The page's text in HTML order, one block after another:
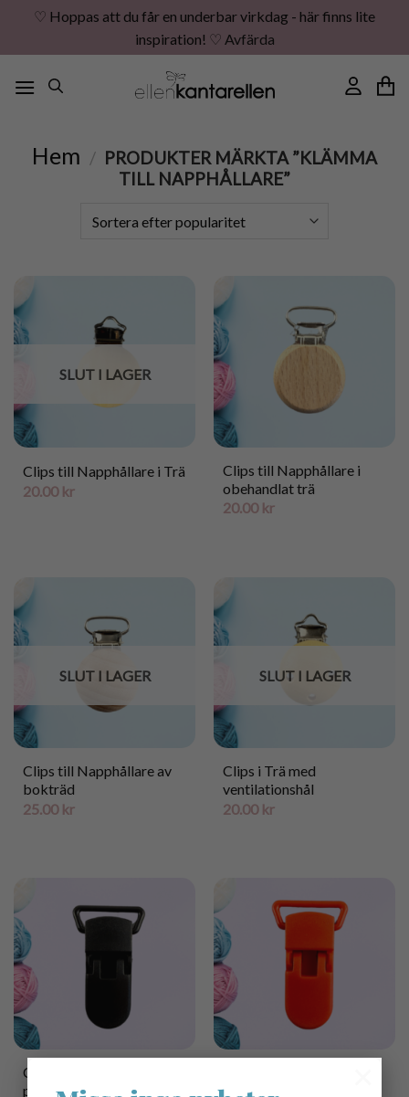
♡ Hoppas att du får en underbar virkdag - här finns lite
inspiration! ♡ Avfärda
Hem / PRODUKTER MÄRKTA ”KLÄMMA
TILL NAPPHÅLLARE”
SLUT I LAGER
Clips till Napphållare i Trä
20.00 kr
Clips till Napphållare i
obehandlat trä
20.00 kr
SLUT I LAGER
Clips till Napphållare av
bokträd
25.00 kr
SLUT I LAGER
Clips i Trä med
ventilationshål
20.00 kr
Clips till Napphållare i
plast svart
plast röd